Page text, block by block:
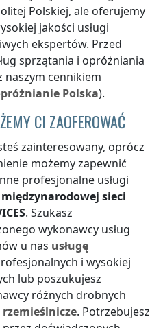
Polskiej, ale oferujemy
jakości usługi
ekspertów. Przed
sprzątania i opróżniania
naszym cennikiem
Polska).
CI ZAOFEROWAĆ
zainteresowany, oprócz
możemy zapewnić
profesjonalne usługi
międzynarodowej sieci
. Szukasz
wykonawcy usług
u nas usługę
i wysokiej
lub poszukujesz
różnych drobnych
rzemieślnicze. Potrzebujesz